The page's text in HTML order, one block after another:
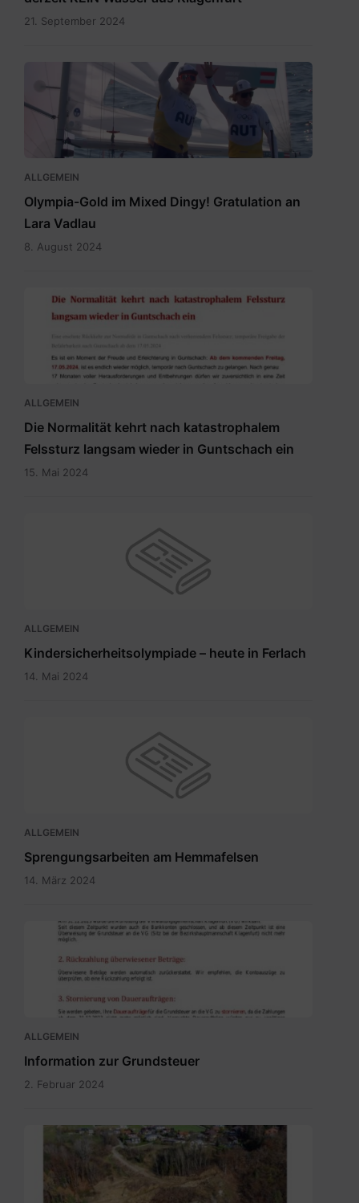
21. September 2024
Siegerpose.png
ALLGEMEIN
Olympia-Gold im Mixed Dingy! Gratulation an
Lara Vadlau
8. August 2024
20240515
Newsletter
Befahrbarkeit
15.5.2024.pdf
ALLGEMEIN
Die Normalität kehrt nach katastrophalem
Felssturz langsam wieder in Guntschach ein
15. Mai 2024
ALLGEMEIN
Kindersicherheitsolympiade – heute in Ferlach
14. Mai 2024
ALLGEMEIN
Sprengungsarbeiten am Hemmafelsen
14. März 2024
Grundsteuer
ALLGEMEIN
Information zur Grundsteuer
2. Februar 2024